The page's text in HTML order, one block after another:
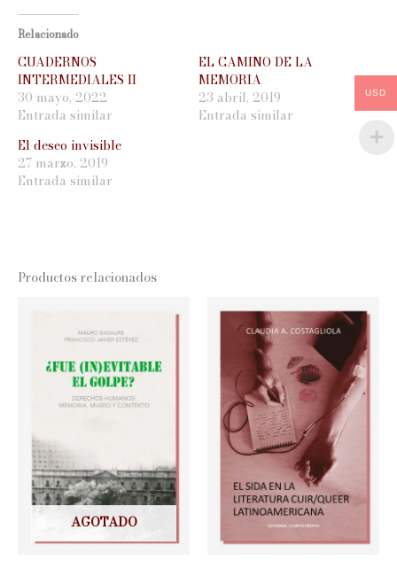
Relacionado
CUADERNOS
INTERMEDIALES II
30 mayo, 2022
Entrada similar
EL CAMINO DE LA
MEMORIA
23 abril, 2019
Entrada similar
El deseo invisible
27 marzo, 2019
Entrada similar
Productos relacionados
AGOTADO
USD